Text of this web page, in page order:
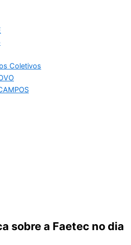
Coletivos
sobre a Faetec no dia